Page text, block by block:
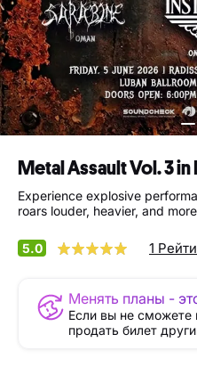
Metal Assault Vol. 3 in
Experience explosive
roars louder, heavier, and
5.0 1
Менять планы -
Если вы не
продать билет